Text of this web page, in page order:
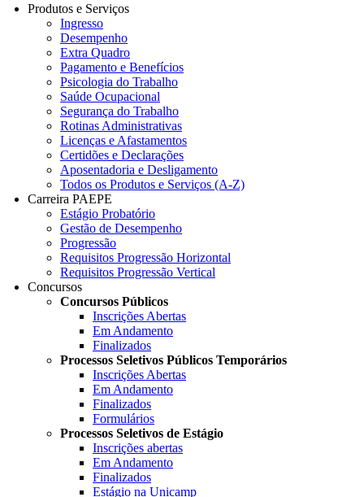
Produtos e Serviços
Ingresso
Desempenho
Extra Quadro
Pagamento e Benefícios
Psicologia do Trabalho
Saúde Ocupacional
Segurança do Trabalho
Rotinas Administrativas
Licenças e Afastamentos
Certidões e Declarações
Aposentadoria e Desligamento
Todos os Produtos e Serviços (A-Z)
Carreira PAEPE
Estágio Probatório
Gestão de Desempenho
Progressão
Requisitos Progressão Horizontal
Requisitos Progressão Vertical
Concursos
Concursos Públicos
Inscrições Abertas
Em Andamento
Finalizados
Processos Seletivos Públicos Temporários
Inscrições Abertas
Em Andamento
Finalizados
Formulários
Processos Seletivos de Estágio
Inscrições abertas
Em Andamento
Finalizados
Estágio na Unicamp